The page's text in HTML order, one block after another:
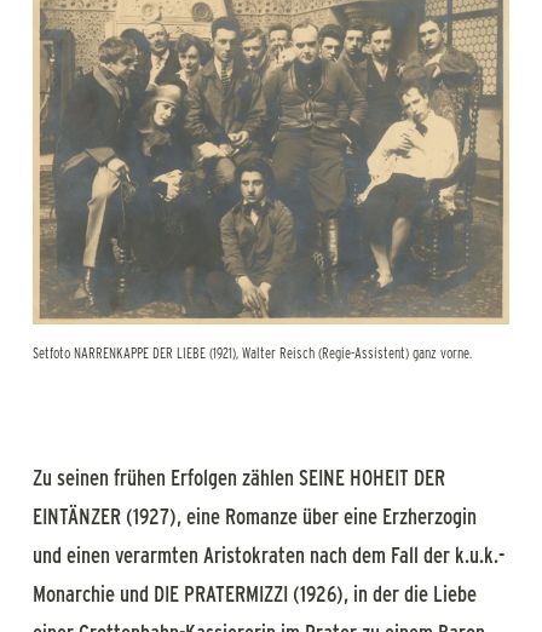
Setfoto NARRENKAPPE DER LIEBE (1921), Walter Reisch (Regie-Assistent) ganz vorne.
Zu seinen frühen Erfolgen zählen SEINE HOHEIT DER
EINTÄNZER (1927), eine Romanze über eine Erzherzogin
und einen verarmten Aristokraten nach dem Fall der k.u.k.-
Monarchie und DIE PRATERMIZZI (1926), in der die Liebe